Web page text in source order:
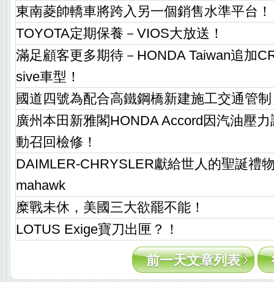
東南菱帥轎車將跨入另一個銷售水準平台！
TOYOTA定期保養－VIOS大放送！
滿足顧客更多期待－HONDA Taiwan追加
sive車型！
國道四號為配合高鐵鋼橋新建施工交通管制
廣州本田新雅閣HONDA Accord因汽油壓
動召回檢修！
DAIMLER-CHRYSLER獻給世人的聖誕禮
mahawk
糜戰未休，美國三大欲罷不能！
LOTUS Exige寶刀出匣？！
前一天文章列表